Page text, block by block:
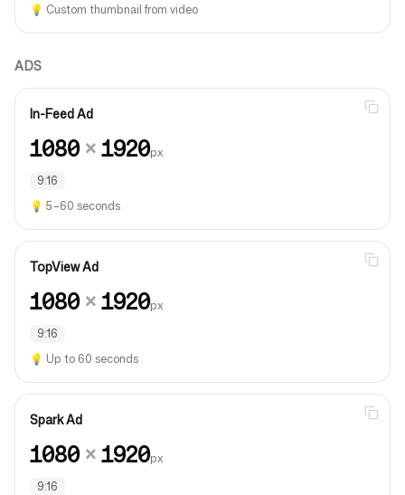
💡 Custom thumbnail from video
ADS
In-Feed Ad
1080×1920px
9:16
💡 5–60 seconds
TopView Ad
1080×1920px
9:16
💡 Up to 60 seconds
Spark Ad
1080×1920px
9:16